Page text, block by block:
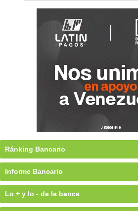
Ránking Bancario
Informe Bancario
Lo + y lo - de la banca